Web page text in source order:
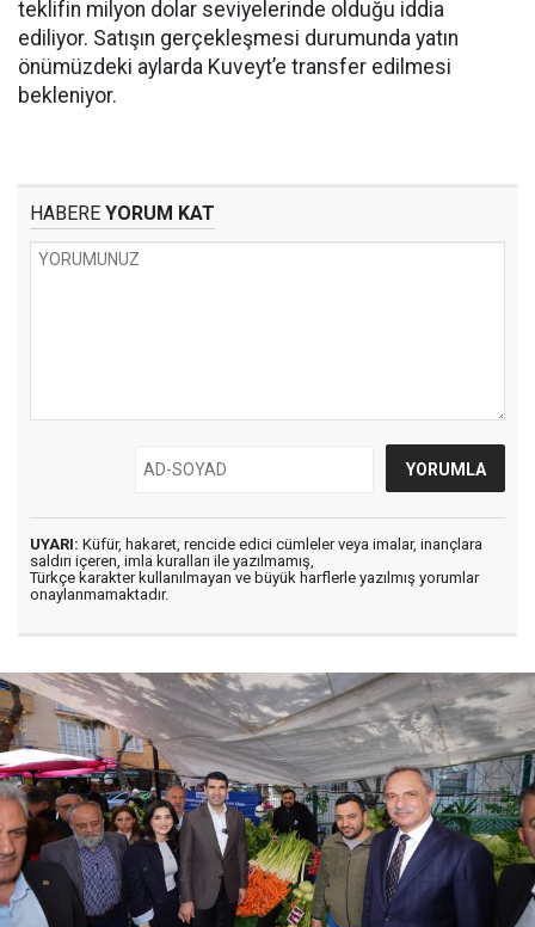
teklifin milyon dolar seviyelerinde olduğu iddia
ediliyor. Satışın gerçekleşmesi durumunda yatın
önümüzdeki aylarda Kuveyt’e transfer edilmesi
bekleniyor.
HABERE YORUM KAT
UYARI: Küfür, hakaret, rencide edici cümleler veya imalar, inançlara
saldırı içeren, imla kuralları ile yazılmamış,
Türkçe karakter kullanılmayan ve büyük harflerle yazılmış yorumlar
onaylanmamaktadır.